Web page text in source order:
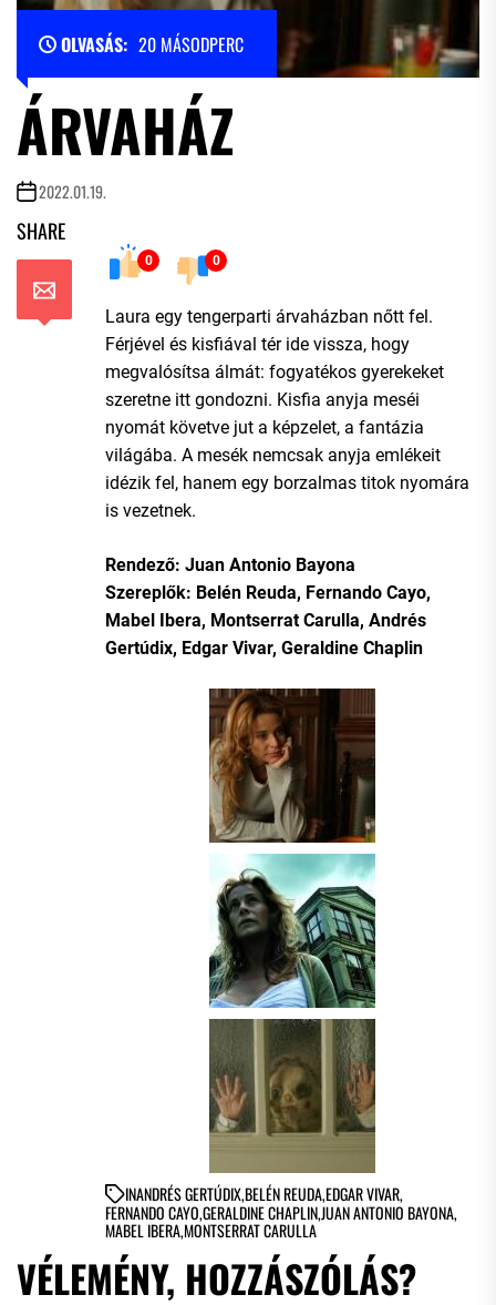
OLVASÁS: 20 MÁSODPERC
ÁRVAHÁZ
2022.01.19.
SHARE
0 0
Laura egy tengerparti árvaházban nőtt fel.
Férjével és kisfiával tér ide vissza, hogy
megvalósítsa álmát: fogyatékos gyerekeket
szeretne itt gondozni. Kisfia anyja meséi
nyomát követve jut a képzelet, a fantázia
világába. A mesék nemcsak anyja emlékeit
idézik fel, hanem egy borzalmas titok nyomára
is vezetnek.
Rendező: Juan Antonio Bayona
Szereplők: Belén Reuda, Fernando Cayo,
Mabel Ibera, Montserrat Carulla, Andrés
Gertúdix, Edgar Vivar, Geraldine Chaplin
INANDRÉS GERTÚDIX,BELÉN REUDA,EDGAR VIVAR,
FERNANDO CAYO,GERALDINE CHAPLIN,JUAN ANTONIO BAYONA,
MABEL IBERA,MONTSERRAT CARULLA
VÉLEMÉNY, HOZZÁSZÓLÁS?